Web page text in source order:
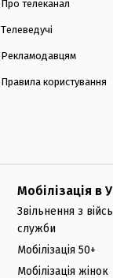
Про телеканал
Телеведучі
Рекламодавцям
Правила користування
Мобілізація в
Звільнення з
служби
Мобілізація 50+
Мобілізація жінок